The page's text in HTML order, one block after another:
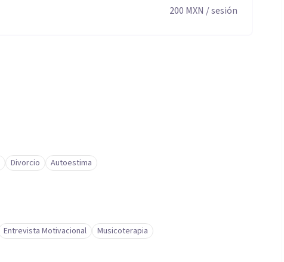
200 MXN / sesión
Divorcio Autoestima
Entrevista Motivacional Musicoterapia